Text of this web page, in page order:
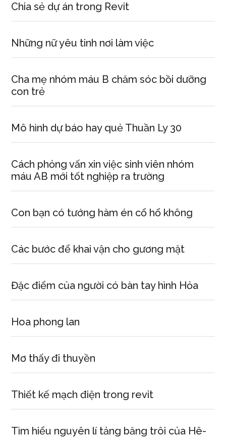
Chia sẻ dự án trong Revit
Những nữ yêu tinh nơi làm việc
Cha mẹ nhóm máu B chăm sóc bồi dưỡng
con trẻ
Mô hình dự báo hay quẻ Thuần Ly 30
Cách phỏng vấn xin việc sinh viên nhóm
máu AB mới tốt nghiệp ra trường
Con bạn có tướng hàm én cổ hổ không
Các bước để khai vận cho gương mặt
Đặc điểm của người có bàn tay hình Hỏa
Hoa phong lan
Mơ thấy đi thuyền
Thiết kế mạch điện trong revit
Tìm hiểu nguyên lí tảng băng trôi của Hê-